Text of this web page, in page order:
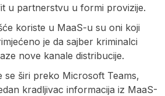
u partnerstvu u formi provizije.
koriste u MaaS-u su oni koji
je da sajber kriminalci
nove kanale distribucije.
se širi preko Microsoft Teams,
kradljivac informacija iz MaaS-